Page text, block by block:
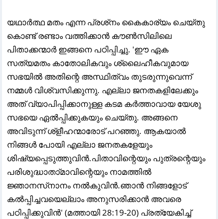
യഥാര്ത്ഥ മതം എന്ന പ്രശ്‌നം കൈകാര്യം ചെയ്തു
കൊണ്ട് രണ്ടാം വത്തിക്കാന് കൗണ്സിലിലെ
പിതാക്കന്മാര് ഇങ്ങനെ പഠിപ്പിച്ചു. 'ഈ ഏക
സത്യമതം കാതോലികവും ശ്ലൈഹീകവുമായ
സഭയില് അതിന്റെ അസ്ഥിത്വം തുടരുന്നുവെന്ന്
നമ്മള് വിശ്വസിക്കുന്നു. എല്ലാ ജനതകളിലേക്കും
അത് വ്യാപിപ്പിക്കാനുള്ള കടമ കര്ത്താവായ യേശു
സഭയെ ഏല്പ്പിക്കുകയും ചെയ്തു. അങ്ങനെ
അവിടുന്ന് ശ്‌ളീഹന്മാരോട് പറഞ്ഞു. ആകയാല്
നിങ്ങള് പോയി എല്ലാ ജനതകളേയും
ശിഷ്യപ്പെടുത്തുവിന്.പിതാവിന്റെയും പുത്രന്റെയും
പരിശുദ്ധാതാ്മാവിന്റെയും നാമത്തില്
ജ്ഞാനസ്‌നാനം നല്കുവിന്.ഞാന് നിങ്ങളോട്
കല്പ്പിച്ചവയെല്ലാം അനുസരിക്കാന് അവരെ
പഠിപ്പിക്കുവിന്' (മത്തായി 28:19-20) പ്രത്യേകിച്ച്